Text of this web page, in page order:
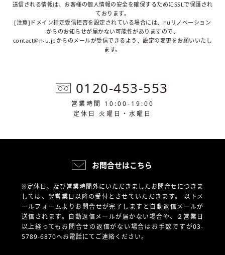
送信される情報は、お客様の個人情報の安全を確保するためにSSLで保護され
ております。
[注意]ドメイン指定受信拒否を設定されている場合には、nuリノベーション
からのお知らせが届かない可能性がありますので、
contact@n-u.jpからのメールが受信できるよう、設定の変更をお願いいたし
ます。
0120-453-553
営業時間 10:00-19:00
定休日 火曜日・水曜日
お問合せはこちら
※定休日、及び営業時間外にいただきましたお問合せにつきま
しては、翌営業日以降の受付とさせていただきます。 以下メ
ールフォームよりお問合せが完了しますと自動返信メールが
送信されます。自動返信メールが届かない場合や、
２営業日
以上経ってもお問合せの返信がない場合はお手数ですが03-
5789-6870へお電話にてご連絡ください。